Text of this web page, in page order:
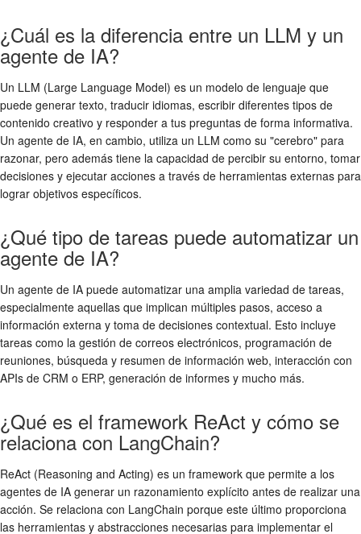
¿Cuál es la diferencia entre un LLM y un
agente de IA?
Un LLM (Large Language Model) es un modelo de lenguaje que
puede generar texto, traducir idiomas, escribir diferentes tipos de
contenido creativo y responder a tus preguntas de forma informativa.
Un agente de IA, en cambio, utiliza un LLM como su "cerebro" para
razonar, pero además tiene la capacidad de percibir su entorno, tomar
decisiones y ejecutar acciones a través de herramientas externas para
lograr objetivos específicos.
¿Qué tipo de tareas puede automatizar un
agente de IA?
Un agente de IA puede automatizar una amplia variedad de tareas,
especialmente aquellas que implican múltiples pasos, acceso a
información externa y toma de decisiones contextual. Esto incluye
tareas como la gestión de correos electrónicos, programación de
reuniones, búsqueda y resumen de información web, interacción con
APIs de CRM o ERP, generación de informes y mucho más.
¿Qué es el framework ReAct y cómo se
relaciona con LangChain?
ReAct (Reasoning and Acting) es un framework que permite a los
agentes de IA generar un razonamiento explícito antes de realizar una
acción. Se relaciona con LangChain porque este último proporciona
las herramientas y abstracciones necesarias para implementar el